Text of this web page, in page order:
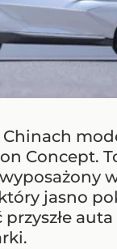
Chinach
Concept.
jasno